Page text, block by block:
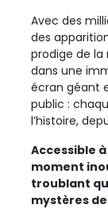
Avec des
des
prodige de
dans une
écran géant
public :
l’histoire,
Accessible
moment
troublant
mystères de